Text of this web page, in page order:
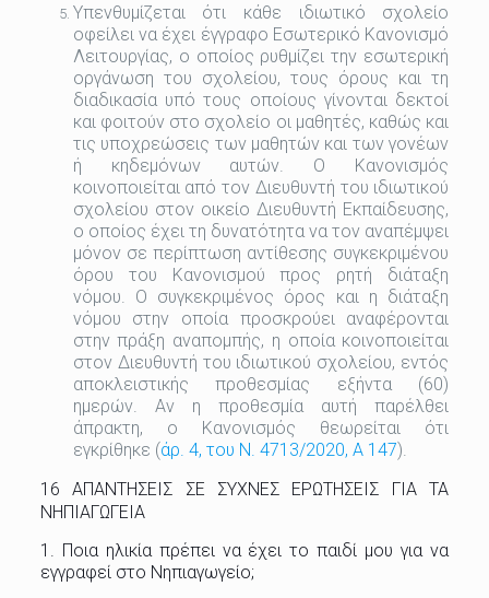
Υπενθυμίζεται ότι κάθε ιδιωτικό σχολείο
οφείλει να έχει έγγραφο Εσωτερικό Κανονισμό
Λειτουργίας, ο οποίος ρυθμίζει την εσωτερική
οργάνωση του σχολείου, τους όρους και τη
διαδικασία υπό τους οποίους γίνονται δεκτοί
και φοιτούν στο σχολείο οι μαθητές, καθώς και
τις υποχρεώσεις των μαθητών και των γονέων
ή κηδεμόνων αυτών. Ο Κανονισμός
κοινοποιείται από τον Διευθυντή του ιδιωτικού
σχολείου στον οικείο Διευθυντή Εκπαίδευσης,
ο οποίος έχει τη δυνατότητα να τον αναπέμψει
μόνον σε περίπτωση αντίθεσης συγκεκριμένου
όρου του Κανονισμού προς ρητή διάταξη
νόμου. Ο συγκεκριμένος όρος και η διάταξη
νόμου στην οποία προσκρούει αναφέρονται
στην πράξη αναπομπής, η οποία κοινοποιείται
στον Διευθυντή του ιδιωτικού σχολείου, εντός
αποκλειστικής προθεσμίας εξήντα (60)
ημερών. Αν η προθεσμία αυτή παρέλθει
άπρακτη, ο Κανονισμός θεωρείται ότι
εγκρίθηκε (άρ. 4, του Ν. 4713/2020, Α 147).
16 ΑΠΑΝΤΗΣΕΙΣ ΣΕ ΣΥΧΝΕΣ ΕΡΩΤΗΣΕΙΣ ΓΙΑ ΤΑ
ΝΗΠΙΑΓΩΓΕΙΑ
1. Ποια ηλικία πρέπει να έχει το παιδί μου για να
εγγραφεί στο Νηπιαγωγείο;